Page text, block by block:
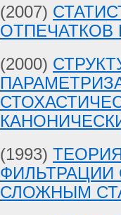
(2007)
ОТПЕЧАТКОВ
(2000)
(1993)
СЛОЖНЫМ